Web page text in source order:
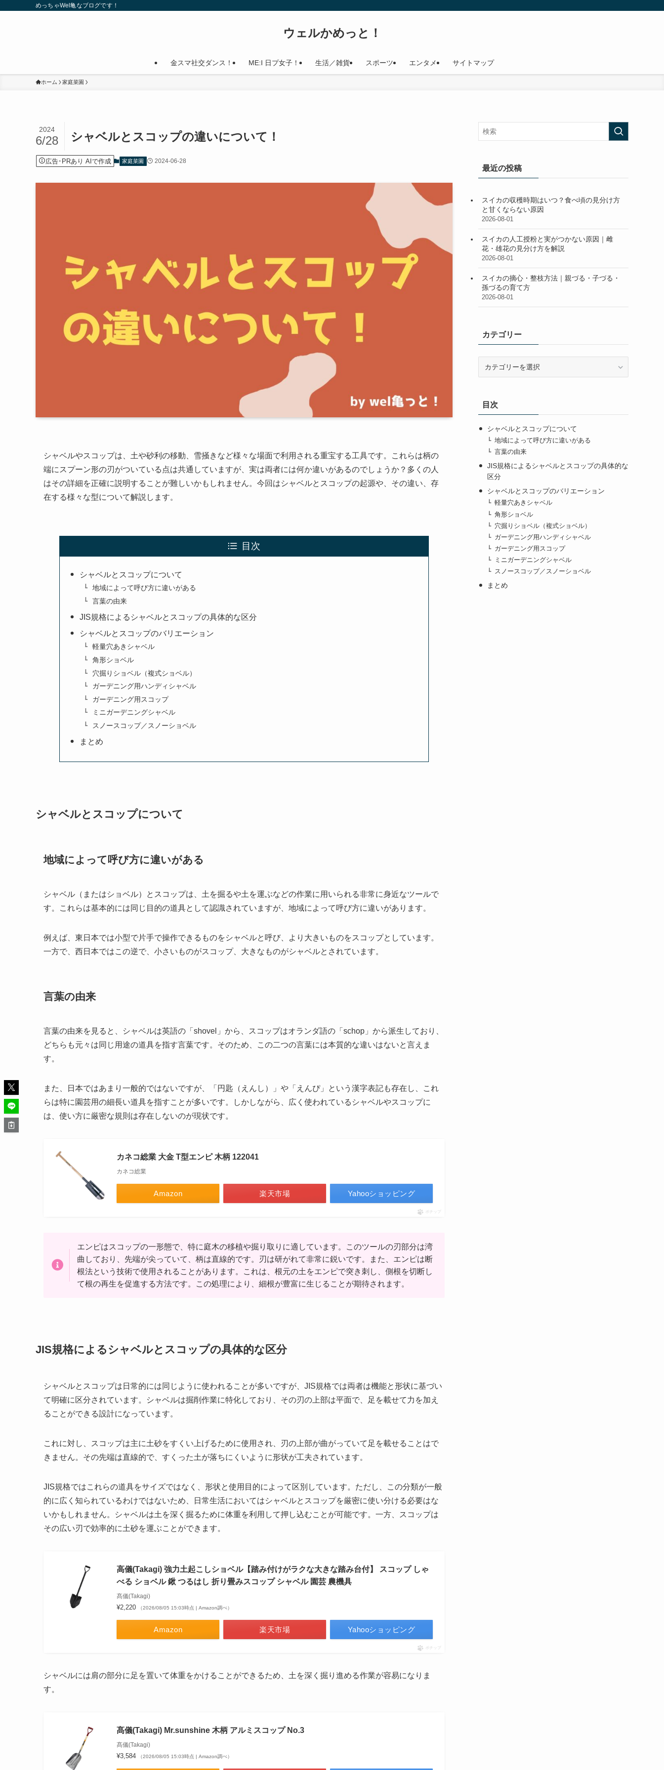
めっちゃWel亀なブログです！
ウェルかめっと！
金スマ社交ダンス！ ME:I 日プ女子！ 生活／雑貨 スポーツ エンタメ サイトマップ
ホーム 家庭菜園
シャベルとスコップの違いについて！
2024
6/28
広告･PRあり AIで作成 家庭菜園 2024-06-28
シャベルやスコップは、土や砂利の移動、雪掻きなど様々な場面で利用される重宝する工具です。これらは柄の
端にスプーン形の刃がついている点は共通していますが、実は両者には何か違いがあるのでしょうか？多くの人
はその詳細を正確に説明することが難しいかもしれません。今回はシャベルとスコップの起源や、その違い、存
在する様々な型について解説します。
目次
シャベルとスコップについて
地域によって呼び方に違いがある
言葉の由来
JIS規格によるシャベルとスコップの具体的な区分
シャベルとスコップのバリエーション
軽量穴あきシャベル
角形ショベル
穴掘りショベル（複式ショベル）
ガーデニング用ハンディシャベル
ガーデニング用スコップ
ミニガーデニングシャベル
スノースコップ／スノーショベル
まとめ
シャベルとスコップについて
地域によって呼び方に違いがある
シャベル（またはショベル）とスコップは、土を掘るや土を運ぶなどの作業に用いられる非常に身近なツールで
す。これらは基本的には同じ目的の道具として認識されていますが、地域によって呼び方に違いがあります。
例えば、東日本では小型で片手で操作できるものをシャベルと呼び、より大きいものをスコップとしています。
一方で、西日本ではこの逆で、小さいものがスコップ、大きなものがシャベルとされています。
言葉の由来
言葉の由来を見ると、シャベルは英語の「shovel」から、スコップはオランダ語の「schop」から派生しており、
どちらも元々は同じ用途の道具を指す言葉です。そのため、この二つの言葉には本質的な違いはないと言えま
す。
また、日本ではあまり一般的ではないですが、「円匙（えんし）」や「えんぴ」という漢字表記も存在し、これ
らは特に園芸用の細長い道具を指すことが多いです。しかしながら、広く使われているシャベルやスコップに
は、使い方に厳密な規則は存在しないのが現状です。
カネコ総業 大金 T型エンピ 木柄 122041
カネコ総業
Amazon 楽天市場 Yahooショッピング
ポチップ
エンピはスコップの一形態で、特に庭木の移植や掘り取りに適しています。このツールの刃部分は湾
曲しており、先端が尖っていて、柄は直線的です。刃は研がれて非常に鋭いです。また、エンピは断
根法という技術で使用されることがあります。これは、根元の土をエンピで突き刺し、側根を切断し
て根の再生を促進する方法です。この処理により、細根が豊富に生じることが期待されます。
JIS規格によるシャベルとスコップの具体的な区分
シャベルとスコップは日常的には同じように使われることが多いですが、JIS規格では両者は機能と形状に基づい
て明確に区分されています。シャベルは掘削作業に特化しており、その刃の上部は平面で、足を載せて力を加え
ることができる設計になっています。
これに対し、スコップは主に土砂をすくい上げるために使用され、刃の上部が曲がっていて足を載せることはで
きません。その先端は直線的で、すくった土が落ちにくいように形状が工夫されています。
JIS規格ではこれらの道具をサイズではなく、形状と使用目的によって区別しています。ただし、この分類が一般
的に広く知られているわけではないため、日常生活においてはシャベルとスコップを厳密に使い分ける必要はな
いかもしれません。シャベルは土を深く掘るために体重を利用して押し込むことが可能です。一方、スコップは
その広い刃で効率的に土砂を運ぶことができます。
高儀(Takagi) 強力土起こしショベル【踏み付けがラクな大きな踏み台付】 スコップ しゃ
べる ショベル 鍬 つるはし 折り畳みスコップ シャベル 園芸 農機具
髙儀(Takagi)
¥2,220 （2026/08/05 15:03時点 | Amazon調べ）
Amazon 楽天市場 Yahooショッピング
ポチップ
シャベルには肩の部分に足を置いて体重をかけることができるため、土を深く掘り進める作業が容易になりま
す。
髙儀(Takagi) Mr.sunshine 木柄 アルミスコップ No.3
髙儀(Takagi)
¥3,584 （2026/08/05 15:03時点 | Amazon調べ）
最近の投稿
スイカの収穫時期はいつ？食べ頃の見分け方
と甘くならない原因
2026-08-01
スイカの人工授粉と実がつかない原因｜雌
花・雄花の見分け方を解説
2026-08-01
スイカの摘心・整枝方法｜親づる・子づる・
孫づるの育て方
2026-08-01
カテゴリー
ー目次
シャベルとスコップについて
地域によって呼び方に違いがある
言葉の由来
JIS規格によるシャベルとスコップの具体的な
区分
シャベルとスコップのバリエーション
軽量穴あきシャベル
角形ショベル
穴掘りショベル（複式ショベル）
ガーデニング用ハンディシャベル
ガーデニング用スコップ
ミニガーデニングシャベル
スノースコップ／スノーショベル
まとめ